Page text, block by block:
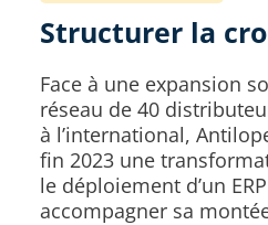
Structurer la
Face à une expansion
réseau de 40
à l’international,
fin 2023 une
le déploiement d’un
accompagner sa